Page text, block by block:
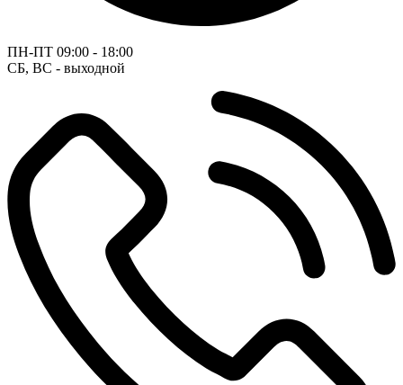
ПН-ПТ 09:00 - 18:00
СБ, ВС - выходной